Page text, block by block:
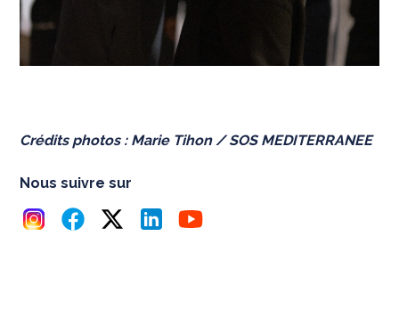
Crédits photos : Marie Tihon / SOS MEDITERRANEE
Nous suivre sur